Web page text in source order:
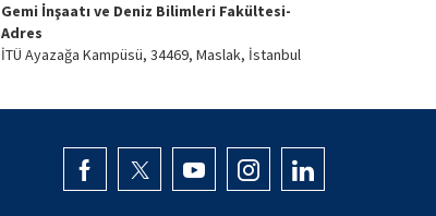
Gemi İnşaatı ve Deniz Bilimleri Fakültesi-
Adres
İTÜ Ayazağa Kampüsü, 34469, Maslak, İstanbul